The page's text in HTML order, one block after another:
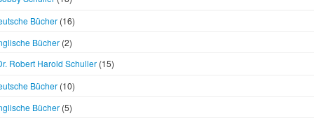
Bücher (16)
Bücher (2)
Robert Harold Schuller (15)
Bücher (10)
Bücher (5)